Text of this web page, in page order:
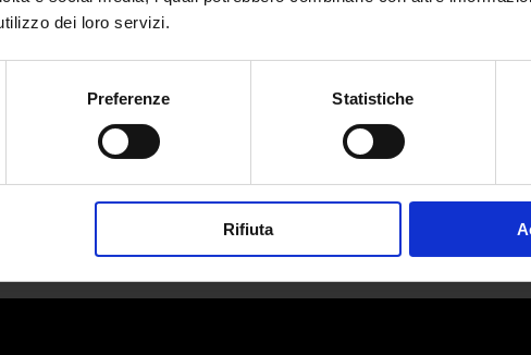
dei loro servizi.
Preferenze Statistiche
Rifiuta
Europe: i treni più arcobaleno d’Europa
Rail Europe, il principale fornitore di...